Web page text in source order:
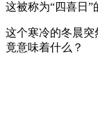
这被称为“四喜日”
这个寒冷的冬晨
竟意味着什么？